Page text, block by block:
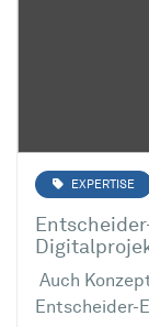
EXPERTISE
Auch
Entscheider-